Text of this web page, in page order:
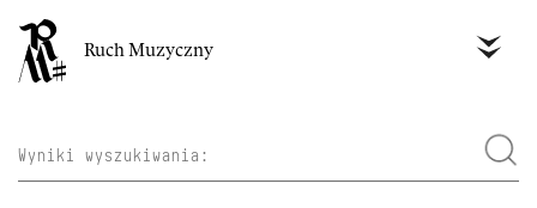
Ruch Muzyczny